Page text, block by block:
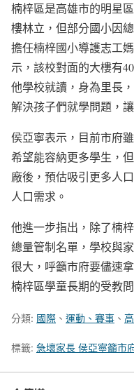
楠梓區是高雄市的明星
樓林立，但部分國小因
擔任楠梓國小導護志工
示，該校對面的大樓有
他學校就讀，身為里長
解決孩子們就學問題，
侯亞寧表示，目前市府
希望能容納更多學生，
廠後，預估吸引更多人
人口需求。
他進一步指出，除了楠
總量管制名單，學校與
很大，呼籲市府要儘速
楠梓區學童長期的受教
分類: 國際 、 運動、賽事 、
標籤: 急壞家長 侯亞寧籲市